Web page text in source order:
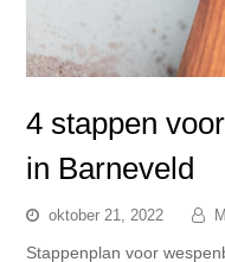
4 stappen
in Barneveld
oktober 21, 2022
Stappenplan voor